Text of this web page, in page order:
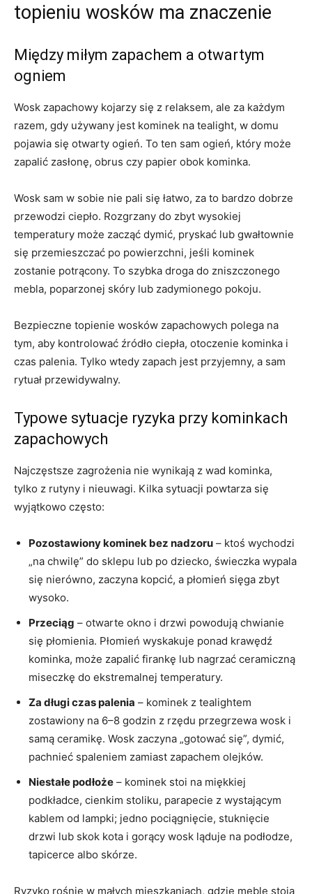
topieniu wosków ma znaczenie
Między miłym zapachem a otwartym
ogniem
Wosk zapachowy kojarzy się z relaksem, ale za każdym
razem, gdy używany jest kominek na tealight, w domu
pojawia się otwarty ogień. To ten sam ogień, który może
zapalić zasłonę, obrus czy papier obok kominka.
Wosk sam w sobie nie pali się łatwo, za to bardzo dobrze
przewodzi ciepło. Rozgrzany do zbyt wysokiej
temperatury może zacząć dymić, pryskać lub gwałtownie
się przemieszczać po powierzchni, jeśli kominek
zostanie potrącony. To szybka droga do zniszczonego
mebla, poparzonej skóry lub zadymionego pokoju.
Bezpieczne topienie wosków zapachowych polega na
tym, aby kontrolować źródło ciepła, otoczenie kominka i
czas palenia. Tylko wtedy zapach jest przyjemny, a sam
rytuał przewidywalny.
Typowe sytuacje ryzyka przy kominkach
zapachowych
Najczęstsze zagrożenia nie wynikają z wad kominka,
tylko z rutyny i nieuwagi. Kilka sytuacji powtarza się
wyjątkowo często:
Pozostawiony kominek bez nadzoru – ktoś wychodzi
„na chwilę” do sklepu lub po dziecko, świeczka wypala
się nierówno, zaczyna kopcić, a płomień sięga zbyt
wysoko.
Przeciąg – otwarte okno i drzwi powodują chwianie
się płomienia. Płomień wyskakuje ponad krawędź
kominka, może zapalić firankę lub nagrzać ceramiczną
miseczkę do ekstremalnej temperatury.
Za długi czas palenia – kominek z tealightem
zostawiony na 6–8 godzin z rzędu przegrzewa wosk i
samą ceramikę. Wosk zaczyna „gotować się”, dymić,
pachnieć spaleniem zamiast zapachem olejków.
Niestałe podłoże – kominek stoi na miękkiej
podkładce, cienkim stoliku, parapecie z wystającym
kablem od lampki; jedno pociągnięcie, stuknięcie
drzwi lub skok kota i gorący wosk ląduje na podłodze,
tapicerce albo skórze.
Ryzyko rośnie w małych mieszkaniach, gdzie meble stoją